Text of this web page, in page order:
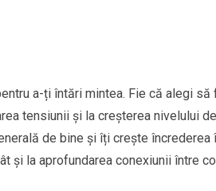
a-ți întări mintea. Fie că alegi să
tensiunii și la creșterea nivelului de
de bine și îți crește încrederea
și la aprofundarea conexiunii între